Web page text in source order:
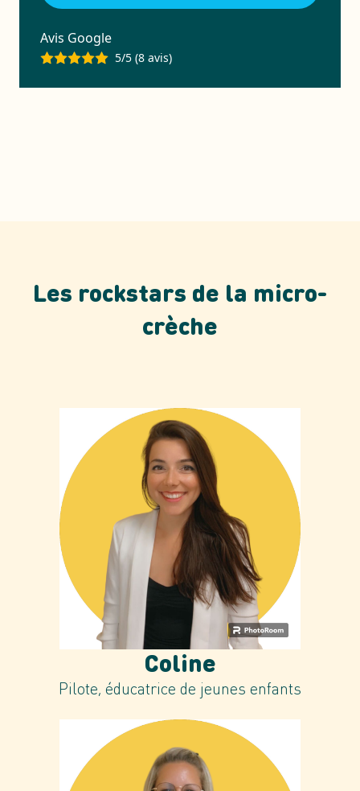
Avis Google
5/5 (8 avis)
Les rockstars de la micro-
crèche
Coline
Pilote, éducatrice de jeunes enfants